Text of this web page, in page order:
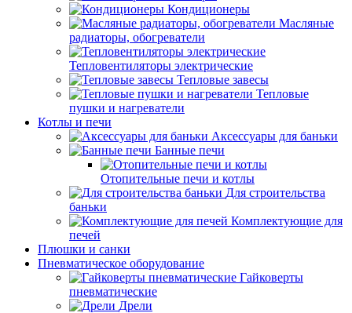
Кондиционеры
Масляные
радиаторы, обогреватели
Тепловентиляторы электрические
Тепловые завесы
Тепловые
пушки и нагреватели
Котлы и печи
Аксессуары для баньки
Банные печи
Отопительные печи и котлы
Для строительства
баньки
Комплектующие для
печей
Плюшки и санки
Пневматическое оборудование
Гайковерты
пневматические
Дрели